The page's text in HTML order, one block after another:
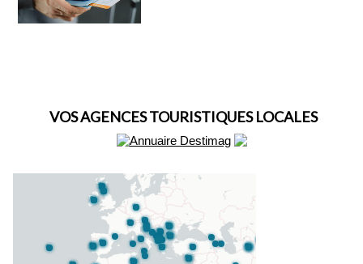
VOS AGENCES TOURISTIQUES LOCALES